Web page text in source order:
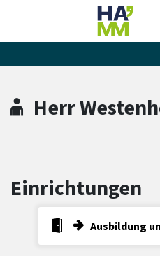
Zum Header
Zum
Zum Footer
Zum Hauptinhalt springen
Herr
Einrichtungen
Ausbildung